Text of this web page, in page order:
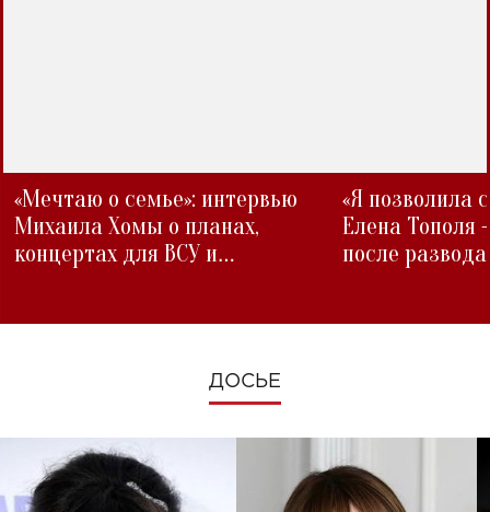
«Мечтаю о семье»: интервью
Михаила Хомы о планах,
концертах для ВСУ и
«Я позволила
Елена Тополя
после развода
ДОСЬЕ